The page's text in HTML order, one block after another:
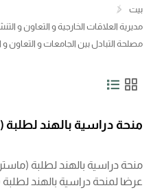
بيت
مديرية العلاقات الخارجية و التعاون و
مصلحة التبادل بين الجامعات و التعاون و
منحة دراسية بالهند لطلبة
منحة دراسية بالهند لطلبة
عرضا لمنحة دراسية بالهند